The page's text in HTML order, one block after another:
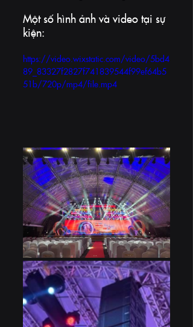
Một số hình ảnh và video tại sự
kiện:
https://video.wixstatic.com/video/5bd4
89_83327f2827f741839544f99ef64b5
51b/720p/mp4/file.mp4